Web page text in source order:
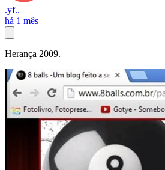
.yf..
há 1 mês
Herança 2009.